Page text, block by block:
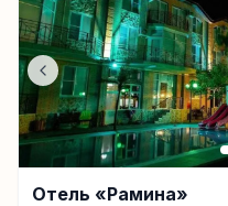
Отель «Рамина»